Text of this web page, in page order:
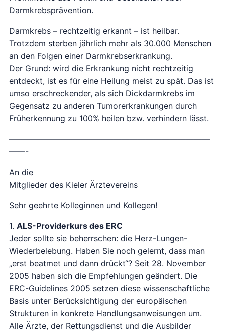
Darmkrebsprävention.
Darmkrebs – rechtzeitig erkannt – ist heilbar.
Trotzdem sterben jährlich mehr als 30.000 Menschen
an den Folgen einer Darmkrebserkrankung.
Der Grund: wird die Erkrankung nicht rechtzeitig
entdeckt, ist es für eine Heilung meist zu spät. Das ist
umso erschreckender, als sich Dickdarmkrebs im
Gegensatz zu anderen Tumorerkrankungen durch
Früherkennung zu 100% heilen bzw. verhindern lässt.
—————————————————————————
——-
An die
Mitglieder des Kieler Ärztevereins
Sehr geehrte Kolleginnen und Kollegen!
1. ALS-Providerkurs des ERC
Jeder sollte sie beherrschen: die Herz-Lungen-
Wiederbelebung. Haben Sie noch gelernt, dass man
„erst beatmet und dann drückt“? Seit 28. November
2005 haben sich die Empfehlungen geändert. Die
ERC-Guidelines 2005 setzen diese wissenschaftliche
Basis unter Berücksichtigung der europäischen
Strukturen in konkrete Handlungsanweisungen um.
Alle Ärzte, der Rettungsdienst und die Ausbilder